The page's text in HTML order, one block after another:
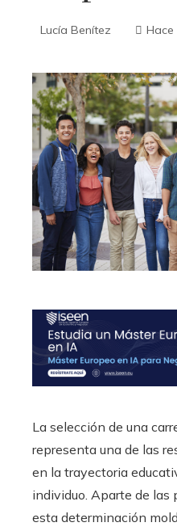
Lucía Benítez Hace
La selección de una
representa una de las
en la trayectoria
individuo. Aparte de las
esta determinación